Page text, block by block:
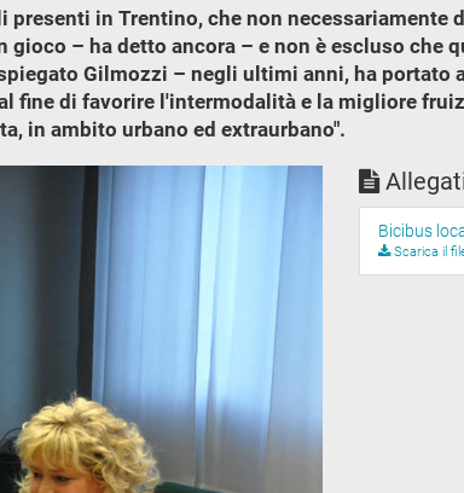
in Trentino, che non necessariamente
– ha detto ancora – e non è escluso che
Gilmozzi – negli ultimi anni, ha portato
fine di favorire l'intermodalità e la migliore
in ambito urbano ed extraurbano".
Bicibus
Scarica il